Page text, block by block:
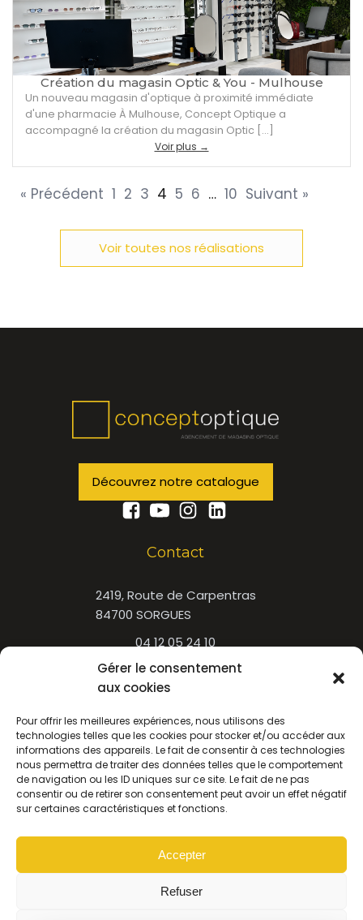
Gérer le consentement
aux cookies
Pour offrir les meilleures expériences, nous utilisons des
technologies telles que les cookies pour stocker et/ou accéder aux
informations des appareils. Le fait de consentir à ces technologies
nous permettra de traiter des données telles que le comportement
de navigation ou les ID uniques sur ce site. Le fait de ne pas
consentir ou de retirer son consentement peut avoir un effet négatif
sur certaines caractéristiques et fonctions.
Accepter
Refuser
Création du magasin Optic & You - Mulhouse
Un nouveau magasin d'optique à proximité immédiate
d'une pharmacie À Mulhouse, Concept Optique a
accompagné la création du magasin Optic […]
Voir plus →
« Précédent 1 2 3 4 5 6 … 10 Suivant »
Voir toutes nos réalisations
Découvrez notre catalogue
Contact
2419, Route de Carpentras
84700 SORGUES
04 12 05 24 10
Newsletter
Nom
Email